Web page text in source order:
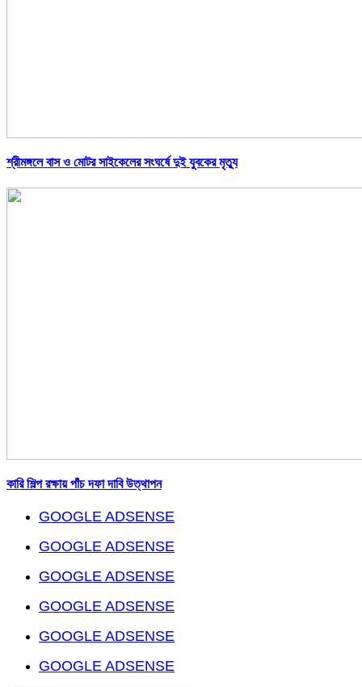
শ্রীমঙ্গলে বাস ও মোটর সাইকেলের সংঘর্ষে দুই যুবকের মৃত্যু
কারি শিল্প রক্ষায় পাঁচ দফা দাবি উত্থাপন
GOOGLE ADSENSE
GOOGLE ADSENSE
GOOGLE ADSENSE
GOOGLE ADSENSE
GOOGLE ADSENSE
GOOGLE ADSENSE